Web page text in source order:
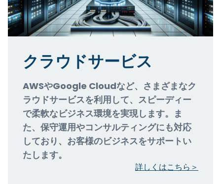
クラウドサービス
AWSやGoogle Cloudなど、さまざまなク
ラウドサービスを利用して、スピーディー
で柔軟なビジネス環境を実現します。ま
た、保守運用やコンサルティングにも対応
しており、お客様のビジネスをサポートい
たします。
詳しくはこちら＞